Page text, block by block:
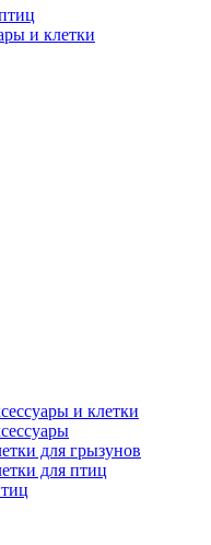
и клетки
и клетки
для грызунов
для птиц